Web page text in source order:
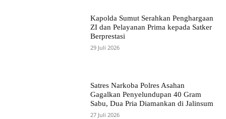
Kapolda Sumut Serahkan Penghargaan
ZI dan Pelayanan Prima kepada Satker
Berprestasi
29 Juli 2026
Satres Narkoba Polres Asahan
Gagalkan Penyelundupan 40 Gram
Sabu, Dua Pria Diamankan di Jalinsum
27 Juli 2026